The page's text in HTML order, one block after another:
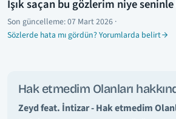
Işık saçan bu gözlerim niye
Son güncelleme:07 Mart 2026 ·
Sözlerde hata mı gördün? Yorumlarda belirt
Hak etmedim Olanları
Zeyd feat. İntizar - Hak etmedim